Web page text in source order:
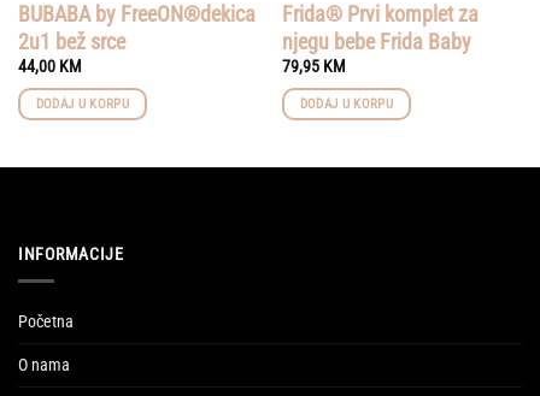
BUBABA by FreeON®dekica
2u1 bež srce
44,00 KM
DODAJ U KORPU
Frida® Prvi komplet za
njegu bebe Frida Baby
79,95 KM
DODAJ U KORPU
INFORMACIJE
Početna
O nama